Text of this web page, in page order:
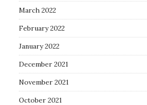
March 2022
February 2022
January 2022
December 2021
November 2021
October 2021